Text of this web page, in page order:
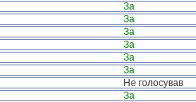
За
За
За
За
За
За
Не голосував
За